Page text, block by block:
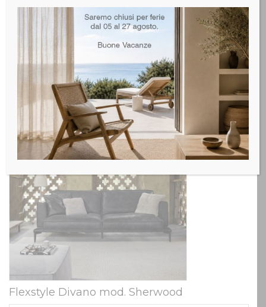
Arbi Mobile Bagno mod. Maison
LEGGI TUTTO
Flexstyle Divano mod. Sherwood